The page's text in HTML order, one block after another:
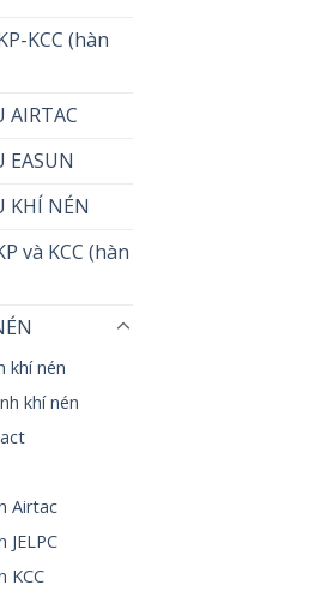
KCC (hàn
AIRTAC
EASUN
KHÍ NÉN
và KCC (hàn
khí nén
khí nén
Airtac
JELPC
KCC